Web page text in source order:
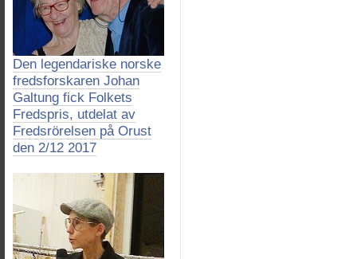
Den legendariske norske
fredsforskaren Johan
Galtung fick Folkets
Fredspris, utdelat av
Fredsrörelsen på Orust
den 2/12 2017